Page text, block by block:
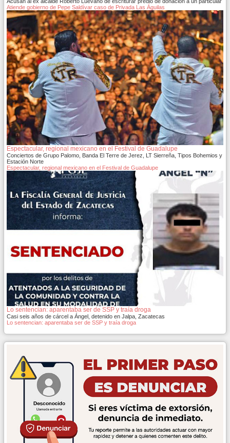
Atiende gobierno de Pepe Saldívar caso de Privada Las Águilas
Espectacular, regional mexicano en el Festival de Guadalupe
Conciertos de Grupo Palomo, Banda El Terre de Jerez, LT Sierreña, Tipos Bohemios y
Estación Norte
Espectacular, regional mexicano en el Festival de Guadalupe
Lo sentencian: aparentaba ser de SSP y traía droga
Casi seis años de cárcel a Ángel, detenido en Jalpa, Zacatecas
Lo sentencian: aparentaba ser de SSP y traía droga